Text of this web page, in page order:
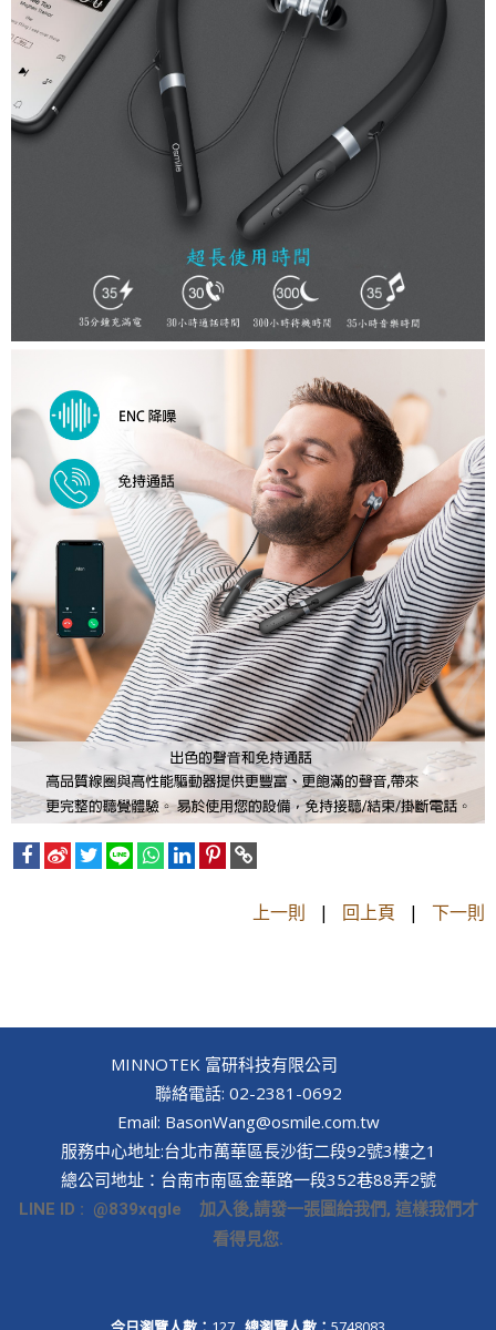
上一則 | 回上頁 | 下一則
MINNOTEK 富研科技有限公司
聯絡電話: 02-2381-0692
Email: BasonWang@osmile.com.tw
服務中心地址:台北市萬華區長沙街二段92號3樓之1
總公司地址：台南市南區金華路一段352巷88弄2號
LINE ID : @839xqgle 加入後,請發一張圖給我們, 這樣我們才
看得見您.